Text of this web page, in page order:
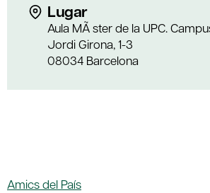
Lugar
Aula MÃ ster de la UPC.
Jordi Girona, 1-3
08034 Barcelona
Amics del País